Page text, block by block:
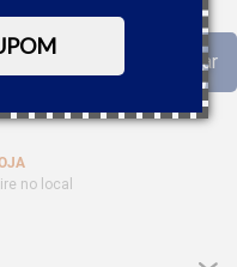
no local